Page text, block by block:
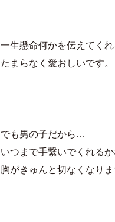
一生懸命何かを伝えてく
たまらなく愛おしいです。
でも男の子だから…
いつまで手繋いでくれる
胸がきゅんと切なくなり